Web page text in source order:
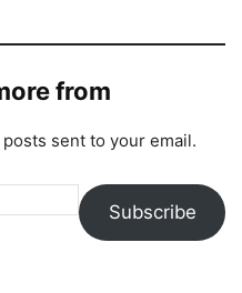
from
sent to your email.
Subscribe